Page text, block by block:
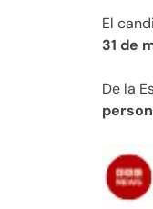
El
31 de
De la